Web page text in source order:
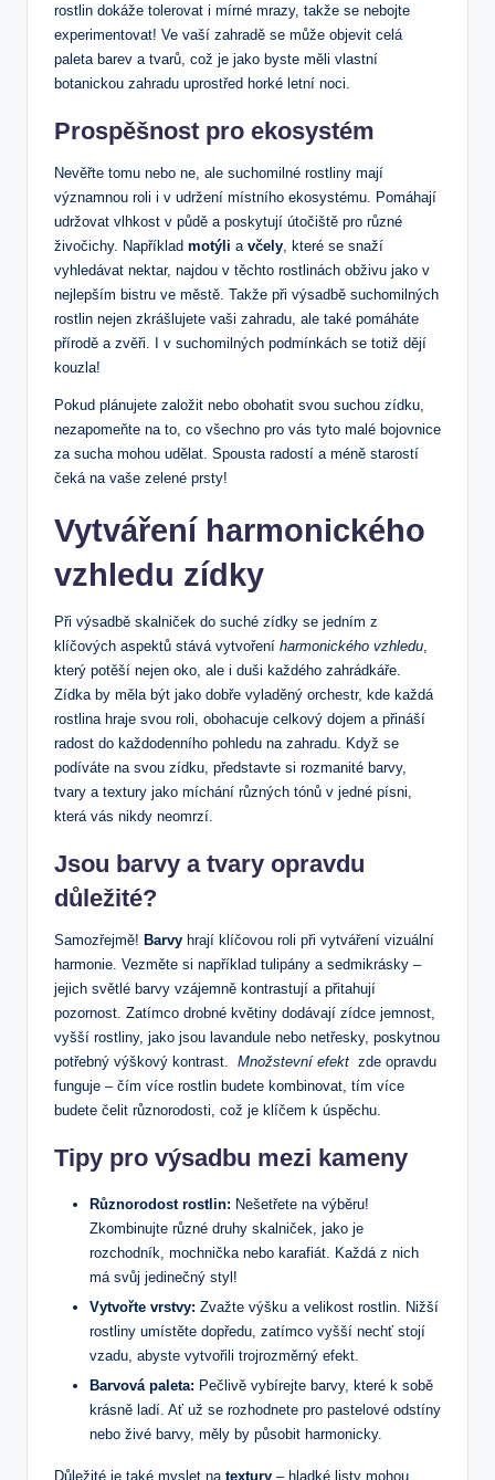
rostlin dokáže tolerovat⁤ i mírné‌ mrazy, takže se nebojte
experimentovat! Ve vaší zahradě se může​ objevit celá
paleta barev a tvarů,‌ což je jako byste měli vlastní
botanickou ⁣zahradu uprostřed horké‍ letní noci.
Prospěšnost pro ekosystém
Nevěřte tomu nebo ne,‌ ale suchomilné rostliny mají
významnou roli i v udržení místního ekosystému. Pomáhají
udržovat vlhkost v půdě a poskytují útočiště pro různé​
živočichy. Například motýli a včely , které se ⁤snaží
vyhledávat nektar, najdou v těchto rostlinách obživu jako v
nejlepším bistru ve městě. Takže při výsadbě suchomilných
rostlin nejen⁢ zkrášlujete vaši zahradu, ale také pomáháte
přírodě a zvěři. I v suchomilných podmínkách se totiž dějí
kouzla!
Pokud plánujete založit nebo obohatit svou⁣ suchou‍ zídku,
nezapomeňte na‌ to, co všechno⁣ pro vás tyto malé bojovnice
za sucha mohou udělat. ​Spousta⁢ radostí a méně ‍starostí
čeká na vaše zelené prsty!
Vytváření harmonického
vzhledu zídky
Při výsadbě skalniček do suché zídky se jedním z
klíčových aspektů stává ⁤vytvoření harmonického vzhledu
který potěší ​nejen⁤ oko, ale i duši ⁣každého zahrádkáře.
Zídka by měla být jako dobře vyladěný orchestr, kde ‌každá
rostlina hraje svou roli, obohacuje celkový dojem a ⁤přináší
radost do každodenního pohledu na zahradu. Když se
podíváte‌ na svou zídku, představte⁤ si rozmanité barvy,
tvary a textury jako míchání různých tónů v jedné písni,
která vás⁤ nikdy neomrzí.
Jsou barvy a tvary opravdu
důležité?
Samozřejmě! Barvy ⁢hrají klíčovou roli při vytváření vizuální
harmonie. ​Vezměte si⁤ například⁤ tulipány a sedmikrásky –
jejich světlé⁢ barvy vzájemně kontrastují a přitahují
pozornost. Zatímco drobné květiny dodávají​ zídce jemnost,
vyšší rostliny, jako jsou lavandule nebo netřesky, poskytnou
potřebný výškový kontrast. ‍ Množstevní efekt ⁢ zde opravdu
funguje – čím více rostlin budete kombinovat, tím více
budete⁤ čelit různorodosti, což je klíčem k úspěchu.
Tipy pro výsadbu mezi kameny
Různorodost rostlin: Nešetřete na výběru!
Zkombinujte různé ⁢druhy skalniček, jako je
rozchodník, mochnička nebo karafiát. Každá z nich
má svůj jedinečný styl!
Vytvořte vrstvy: Zvažte výšku a velikost rostlin. Nižší
rostliny umístěte dopředu, zatímco vyšší nechť stojí
vzadu,‍ abyste⁣ vytvořili trojrozměrný efekt.
Barvová paleta: Pečlivě vybírejte barvy, které k sobě
krásně ladí. Ať už ⁢se rozhodnete pro pastelové odstíny
nebo živé barvy, měly by působit harmonicky.
Důležité je také myslet‍ na textury – hladké listy mohou